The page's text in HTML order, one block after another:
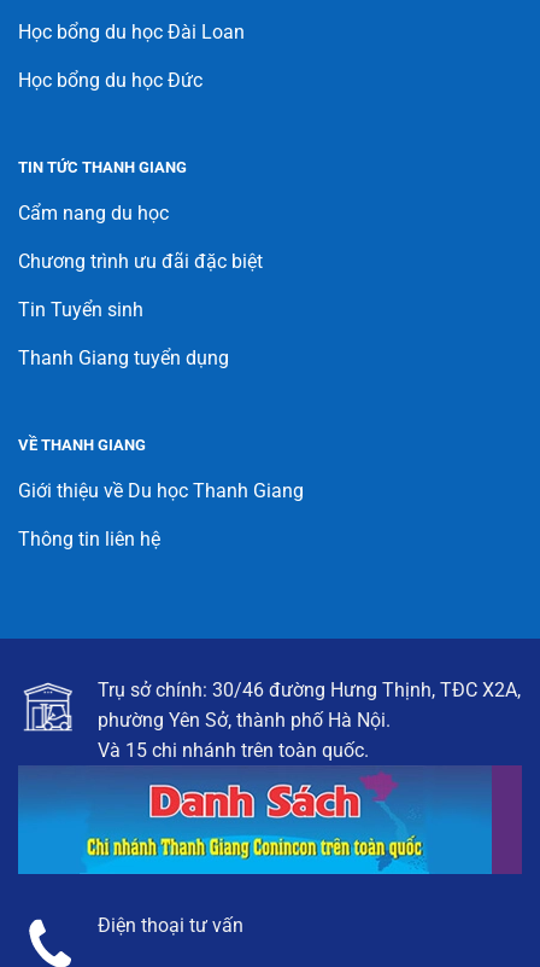
Học bổng du học Đài Loan
Học bổng du học Đức
TIN TỨC THANH GIANG
Cẩm nang du học
Chương trình ưu đãi đặc biệt
Tin Tuyển sinh
Thanh Giang tuyển dụng
VỀ THANH GIANG
Giới thiệu về Du học Thanh Giang
Thông tin liên hệ
Trụ sở chính: 30/46 đường Hưng Thịnh, TĐC X2A,
phường Yên Sở, thành phố Hà Nội.
Và 15 chi nhánh trên toàn quốc.
Điện thoại tư vấn